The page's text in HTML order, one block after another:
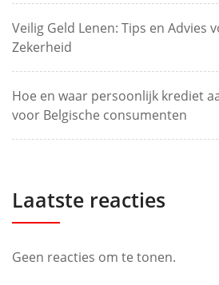
Veilig Geld Lenen: Tips en Advies
Zekerheid
Hoe en waar persoonlijk krediet
voor Belgische consumenten
Laatste reacties
Geen reacties om te tonen.